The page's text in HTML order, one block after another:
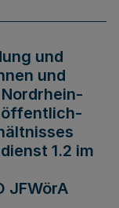
und
und
öffentlich-
1.2 im
JFWörA